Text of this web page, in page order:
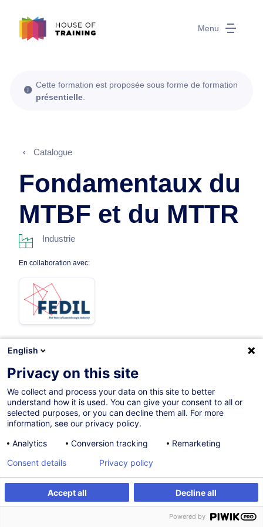
Menu
Être alerté Formation sur mesure
Cette formation est proposée sous forme de formation
présentielle
Catalogue
Fondamentaux du
MTBF et du MTTR
Industrie
En collaboration avec:
Formation présentielle
Cours du jour
French / Français
English
Privacy on this site
We collect and process your data on this site to better
understand how it is used. You can give your consent to all or
selected purposes, or you can decline them all. For more
information, see our privacy policy.
Analytics
Conversion tracking Remarketing
Accept all Decline all
Consent details Privacy policy
Powered by